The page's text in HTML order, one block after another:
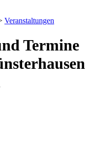
Veranstaltungen
Termine